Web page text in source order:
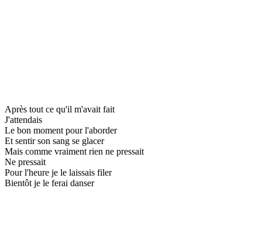
Après tout ce qu'il m'avait fait
J'attendais
Le bon moment pour l'aborder
Et sentir son sang se glacer
Mais comme vraiment rien ne pressait
Ne pressait
Pour l'heure je le laissais filer
Bientôt je le ferai danser